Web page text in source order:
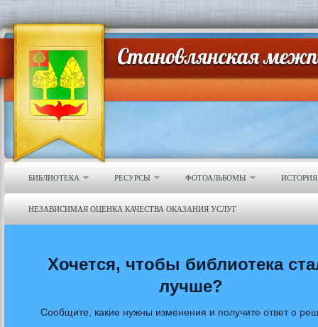
БИБЛИОТЕКА РЕСУРСЫ ФОТОАЛЬБОМЫ
НЕЗАВИСИМАЯ ОЦЕНКА КАЧЕСТВА ОКАЗАНИЯ УСЛУГ
Хочется, чтобы библиотека
лучше?
Сообщите, какие нужны изменения и получите ответ о